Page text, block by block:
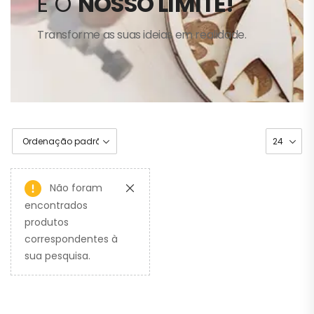
Transforme as suas ideias em realidade.
Não foram
encontrados
produtos
correspondentes à
sua pesquisa.